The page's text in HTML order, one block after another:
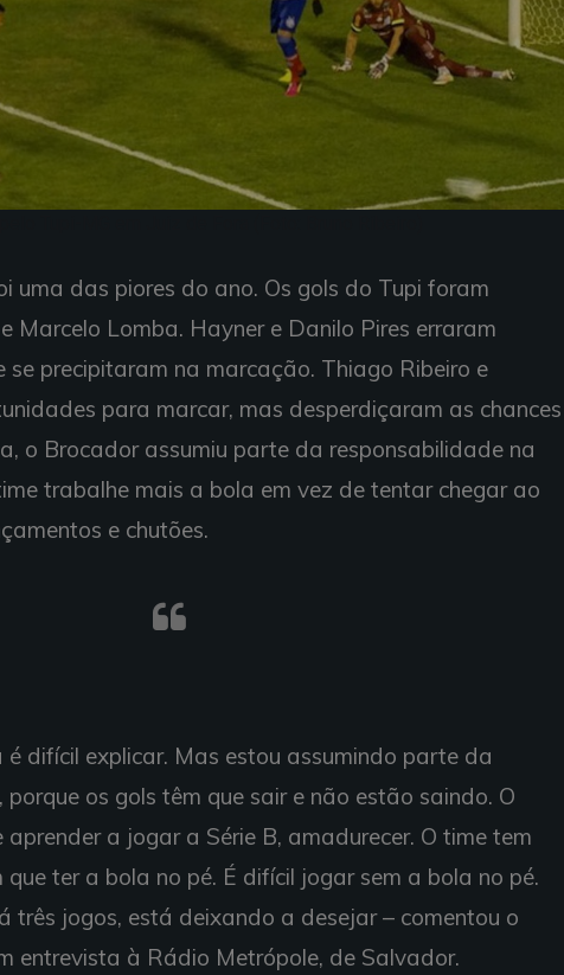
uma das piores do ano. Os gols do Tupi foram
Marcelo Lomba. Hayner e Danilo Pires erraram
se precipitaram na marcação. Thiago Ribeiro e
para marcar, mas desperdiçaram as chances
o Brocador assumiu parte da responsabilidade na
trabalhe mais a bola em vez de tentar chegar ao
e chutões.
é difícil explicar. Mas estou assumindo parte da
os gols têm que sair e não estão saindo. O
aprender a jogar a Série B, amadurecer. O time tem
ter a bola no pé. É difícil jogar sem a bola no pé.
três jogos, está deixando a desejar – comentou o
entrevista à Rádio Metrópole, de Salvador.